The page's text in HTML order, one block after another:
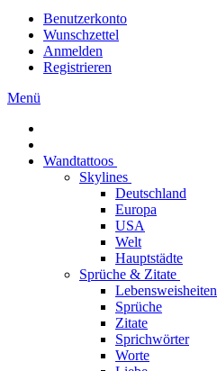
Benutzerkonto
Wunschzettel
Anmelden
Registrieren
Menü
Wandtattoos
Skylines
Deutschland
Europa
USA
Welt
Hauptstädte
Sprüche & Zitate
Lebensweisheiten
Sprüche
Zitate
Sprichwörter
Worte